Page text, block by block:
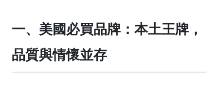
一、美國必買品牌：本土王牌，
品質與情懷並存